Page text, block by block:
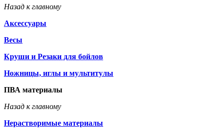
Назад к главному
Аксессуары
Весы
Круши и Резаки для бойлов
Ножницы, иглы и мультитулы
ПВА материалы
Назад к главному
Нерастворимые материалы